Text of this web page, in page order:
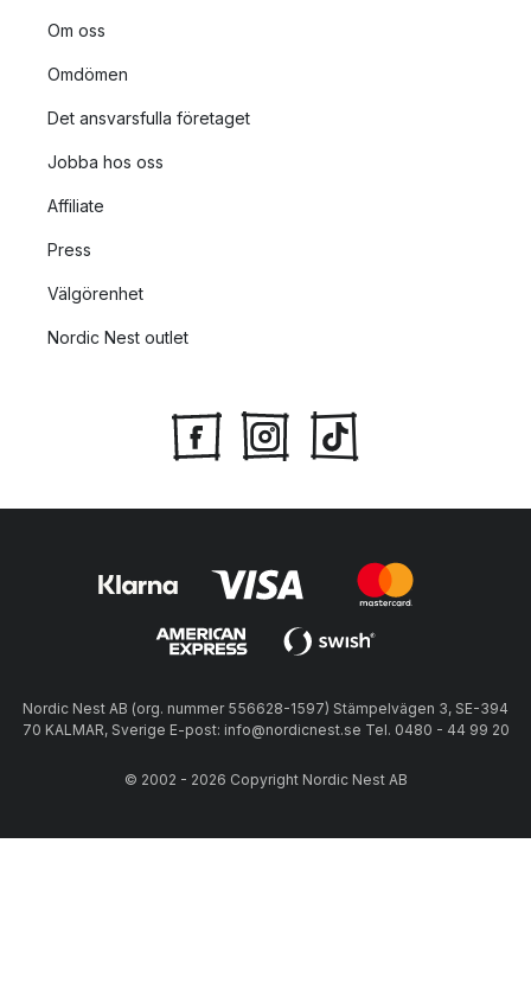
Om oss
Omdömen
Det ansvarsfulla företaget
Jobba hos oss
Affiliate
Press
Välgörenhet
Nordic Nest outlet
Nordic Nest AB (org. nummer 556628-1597) Stämpelvägen 3, SE-394
70 KALMAR, Sverige E-post: info@nordicnest.se Tel. 0480 - 44 99 20
© 2002 - 2026 Copyright Nordic Nest AB